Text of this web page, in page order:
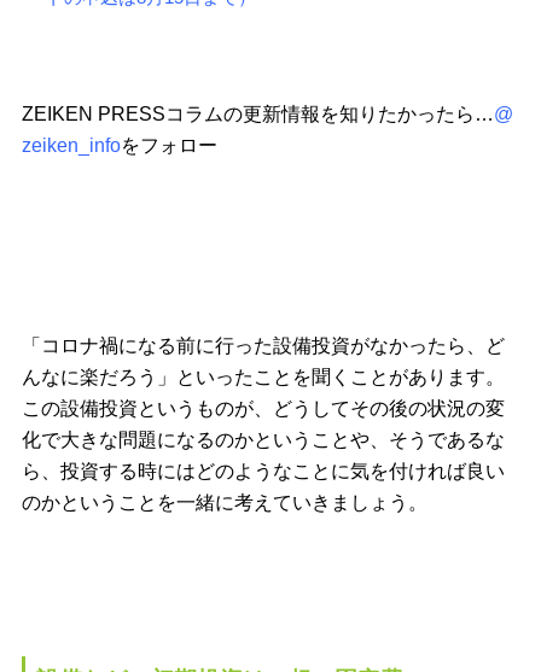
ZEIKEN PRESSコラムの更新情報を知りたかったら…@
zeiken_infoをフォロー
「コロナ禍になる前に行った設備投資がなかったら、ど
んなに楽だろう」といったことを聞くことがあります。
この設備投資というものが、どうしてその後の状況の変
化で大きな問題になるのかということや、そうであるな
ら、投資する時にはどのようなことに気を付ければ良い
のかということを一緒に考えていきましょう。